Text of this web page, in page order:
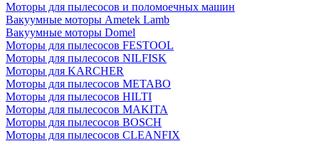
Моторы для пылесосов и поломоечных машин
Вакуумные моторы Ametek Lamb
Вакуумные моторы Domel
Моторы для пылесосов FESTOOL
Моторы для пылесосов NILFISK
Моторы для KARCHER
Моторы для пылесосов METABO
Моторы для пылесосов HILTI
Моторы для пылесосов MAKITA
Моторы для пылесосов BOSCH
Моторы для пылесосов CLEANFIX